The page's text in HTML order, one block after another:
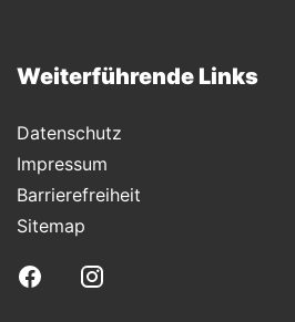
Weiterführende Links
Datenschutz
Impressum
Barrierefreiheit
Sitemap